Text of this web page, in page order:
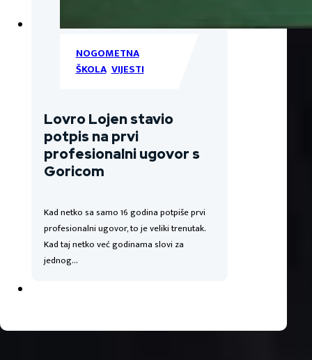
NOGOMETNA
ŠKOLA,VIJESTI
Lovro Lojen stavio
potpis na prvi
profesionalni ugovor s
Goricom
Kad netko sa samo 16 godina potpiše prvi
profesionalni ugovor, to je veliki trenutak.
Kad taj netko već godinama slovi za
jednog…